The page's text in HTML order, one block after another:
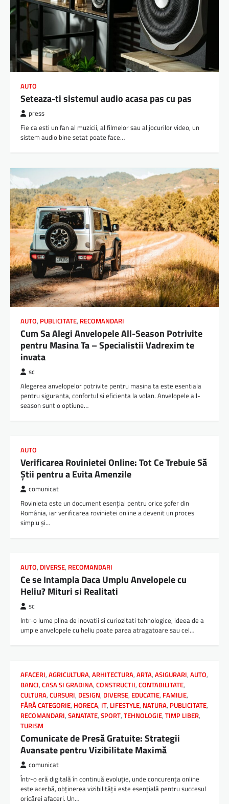
AUTO
Seteaza-ti sistemul audio acasa pas cu pas
press
Fie ca esti un fan al muzicii, al filmelor sau al jocurilor video, un
sistem audio bine setat poate face…
AUTO, PUBLICITATE, RECOMANDARI
Cum Sa Alegi Anvelopele All-Season Potrivite
pentru Masina Ta – Specialistii Vadrexim te
invata
sc
Alegerea anvelopelor potrivite pentru masina ta este esentiala
pentru siguranta, confortul si eficienta la volan. Anvelopele all-
season sunt o optiune…
AUTO
Verificarea Rovinietei Online: Tot Ce Trebuie Să
Știi pentru a Evita Amenzile
comunicat
Rovinieta este un document esențial pentru orice șofer din
România, iar verificarea rovinietei online a devenit un proces
simplu și…
AUTO, DIVERSE, RECOMANDARI
Ce se Intampla Daca Umplu Anvelopele cu
Heliu? Mituri si Realitati
sc
Intr-o lume plina de inovatii si curiozitati tehnologice, ideea de a
umple anvelopele cu heliu poate parea atragatoare sau cel…
AFACERI, AGRICULTURA, ARHITECTURA, ARTA, ASIGURARI, AUTO,
BANCI, CASA SI GRADINA, CONSTRUCTII, CONTABILITATE,
CULTURA, CURSURI, DESIGN, DIVERSE, EDUCATIE, FAMILIE,
FĂRĂ CATEGORIE, HORECA, IT, LIFESTYLE, NATURA, PUBLICITATE,
RECOMANDARI, SANATATE, SPORT, TEHNOLOGIE, TIMP LIBER,
TURISM
Comunicate de Presă Gratuite: Strategii
Avansate pentru Vizibilitate Maximă
comunicat
Într-o eră digitală în continuă evoluție, unde concurența online
este acerbă, obținerea vizibilității este esențială pentru succesul
oricărei afaceri. Un…